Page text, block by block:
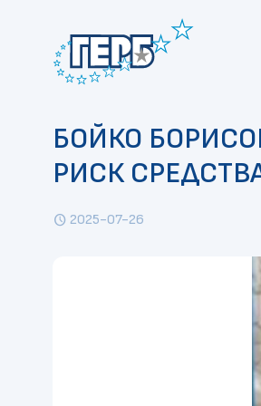
БОЙКО
РИСК
schedule 2025-07-26